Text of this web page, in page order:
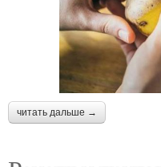
читать дальше →